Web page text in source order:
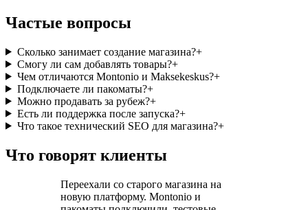
Частые вопросы
Сколько занимает создание магазина?+
Смогу ли сам добавлять товары?+
Чем отличаются Montonio и Maksekeskus?+
Подключаете ли пакоматы?+
Можно продавать за рубеж?+
Есть ли поддержка после запуска?+
Что такое технический SEO для магазина?+
Что говорят клиенты
Переехали со старого магазина на
новую платформу. Montonio и